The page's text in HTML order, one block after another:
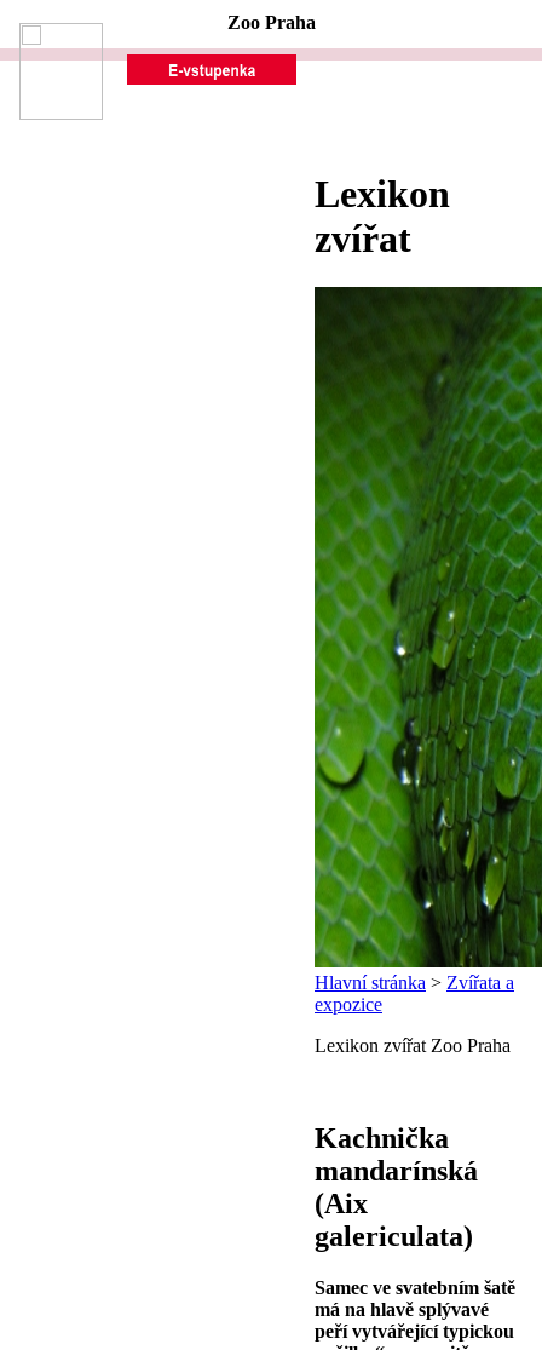
Zoo Praha
Lexikon
zvířat
Hlavní stránka > Zvířata a
expozice
Lexikon zvířat Zoo Praha
Kachnička
mandarínská
(Aix
galericulata)
Samec ve svatebním šatě
má na hlavě splývavé
peří vytvářející typickou